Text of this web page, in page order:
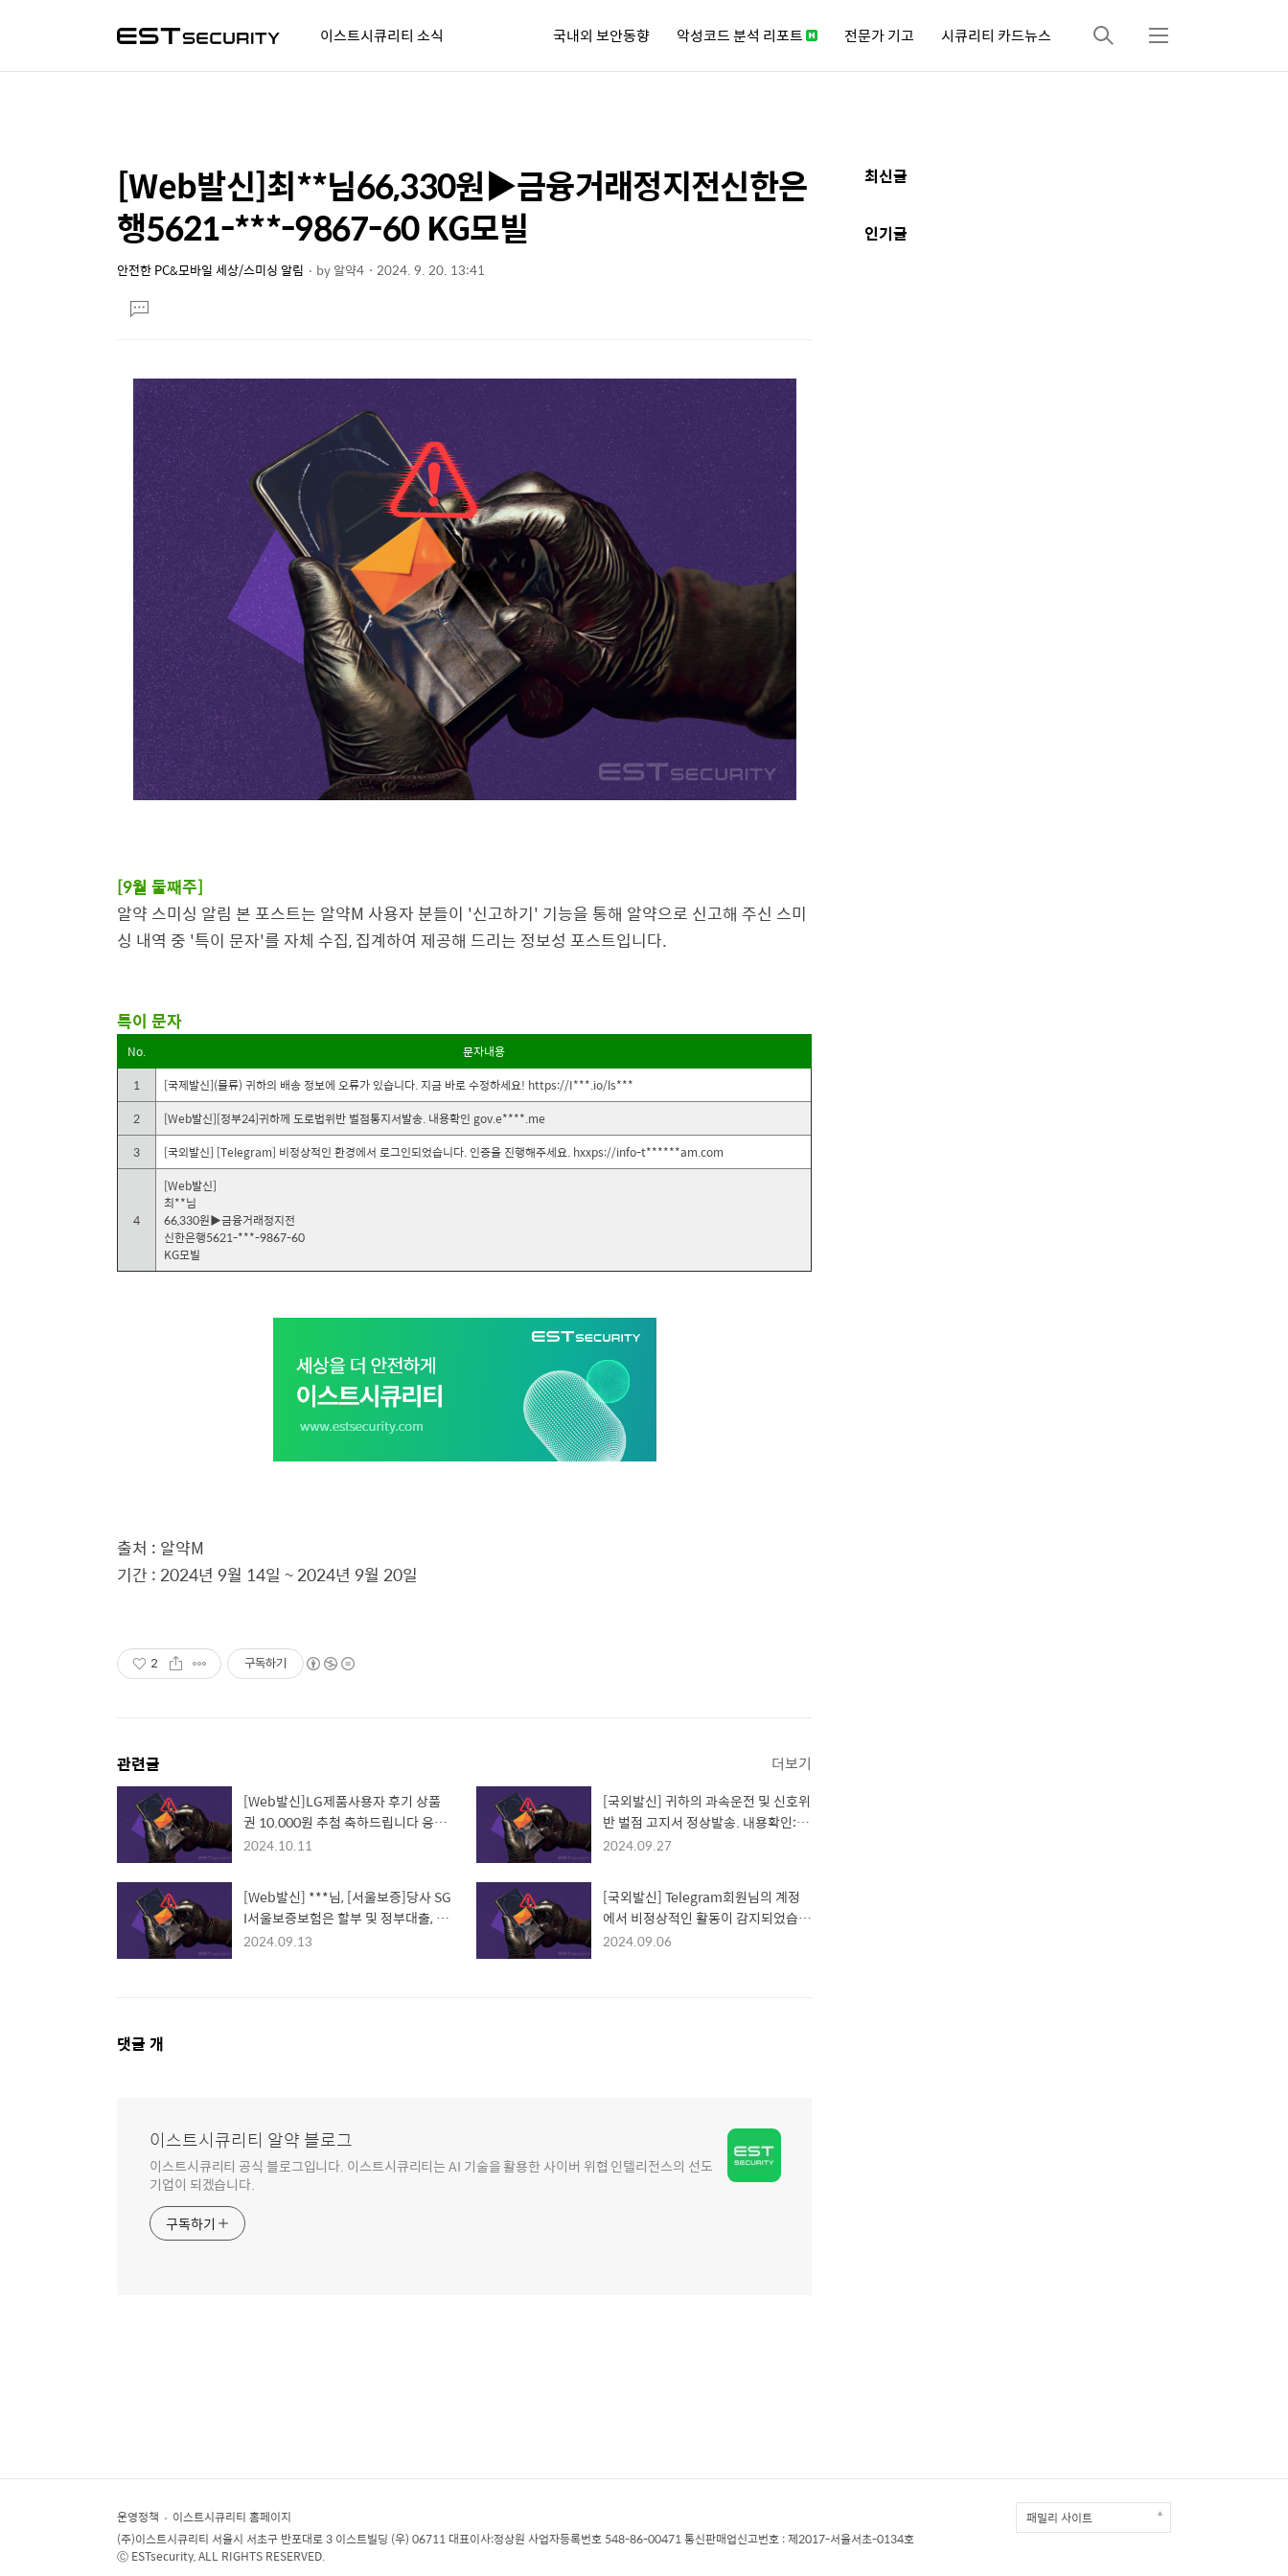
이스트시큐리티 소식 국내외 보안동향 악성코드 분석 리포트 전문가 기고 시큐리티 카드뉴스
검
메
상
세
컨
텐
본
문
제
목
[Web발신]최**님66,330원▶금융거래정지전신한은
행5621-***-9867-60 KG모빌
안전한 PC&모바일 세상/스미싱 알림 by알약4 2024. 9. 20. 13:41
문댓
글
[9월 둘째주]
알약 스미싱 알림 본 포스트는 알약M 사용자 분들이 '신고하기' 기능을 통해 알약으로 신고해 주신 스미
싱 내역 중 '특이 문자'를 자체 수집, 집계하여 제공해 드리는 정보성 포스트입니다.
특이 문자
No.
문자내용
1
[국제발신](물류) 귀하의 배송 정보에 오류가 있습니다. 지금 바로 수정하세요! https://I***.io/ls***
2
[Web발신][정부24]귀하께 도로법위반 벌점통지서발송. 내용확인 gov.e****.me
3
[국외발신] [Telegram] 비정상적인 환경에서 로그인되었습니다. 인증을 진행해주세요. hxxps://info-t******am.com
4
[Web발신]
최**님
66,330원▶금융거래정지전
신한은행5621-***-9867-60
KG모빌
출처 : 알약M
기간 : 2024년 9월 14일 ~ 2024년 9월 20일
2 구독하기
관련글 더보기
[Web발신]LG제품사용자 후기 상품
권 10.000원 추첨 축하드립니다 응모
신청 hxxps://ren****g.com/job
2024.10.11
[국외발신] 귀하의 과속운전 및 신호위
반 벌점 고지서 정상발송. 내용확인:hx
xp://goc.pu**.b**
2024.09.27
[Web발신] ***님, [서울보증]당사 SG
I서울보증보험은 할부 및 정부대출, 신
원보증 관련 국가보증기관으로 당사
2024.09.13
[국외발신] Telegram회원님의 계정
에서 비정상적인 활동이 감지되었습니
다.본인 인증을 완료해주시기 바랍니
2024.09.06
댓
댓글 개
이스트시큐리티 알약 블로그
이스트시큐리티 공식 블로그입니다. 이스트시큐리티는 AI 기술을 활용한 사이버 위협 인텔리전스의 선도
기업이 되겠습니다.
구독하기
추
정
최신글
인기글
운영정책
이스트시큐리티 홈페이지
(주)이스트시큐리티 서울시 서초구 반포대로 3 이스트빌딩 (우) 06711 대표이사:정상원 사업자등록번호 548-86-00471 통신판매업신고번호 : 제2017-서울서초-0134호
Ⓒ ESTsecurity, ALL RIGHTS RESERVED.
패밀리 사이트 ▲